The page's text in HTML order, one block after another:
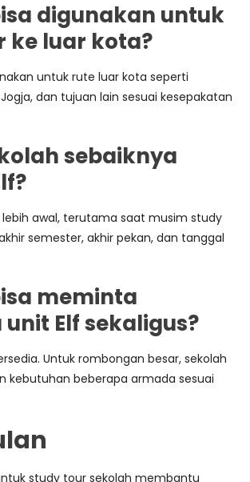
digunakan untuk
ke luar kota?
untuk rute luar kota seperti
dan tujuan lain sesuai kesepakatan
sebaiknya
lebih awal, terutama saat musim study
semester, akhir pekan, dan tanggal
meminta
Elf sekaligus?
Untuk rombongan besar, sekolah
kebutuhan beberapa armada sesuai
study tour sekolah membantu